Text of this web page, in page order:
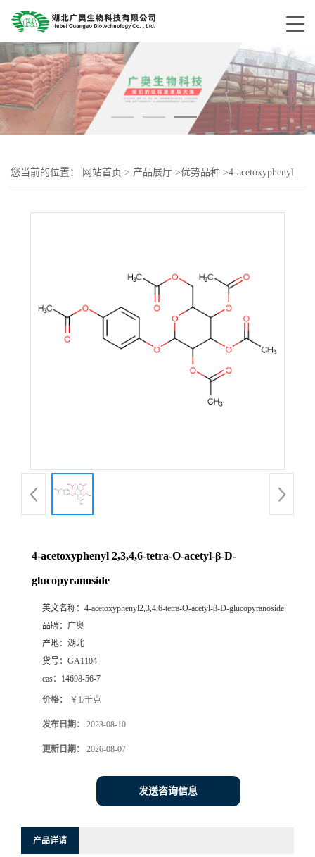
您当前的位置： 网站首页 > 产品展厅 >优势品种 >4-acetoxyphenyl
4-acetoxyphenyl 2,3,4,6-tetra-O-acetyl-β-D-
glucopyranoside
英文名称： 4-acetoxyphenyl2,3,4,6-tetra-O-acetyl-β-D-glucopyranoside
品牌： 广奥
产地： 湖北
货号： GA1104
cas： 14698-56-7
价格： ￥1/千克
发布日期： 2023-08-10
更新日期： 2026-08-07
发送咨询信息
产品详请